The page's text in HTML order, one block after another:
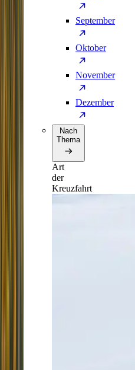
September
Oktober
November
Dezember
Nach
Thema
Art
der
Kreuzfahrt